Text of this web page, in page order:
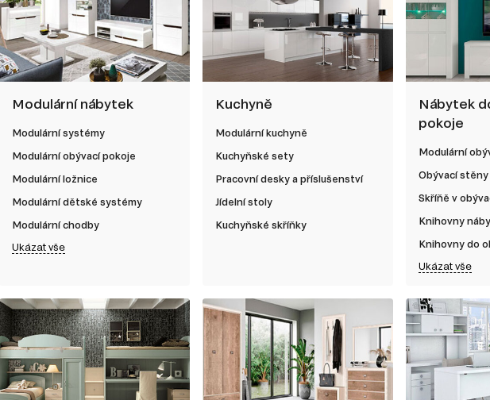
Modulární nábytek
Modulární systémy
Modulární obývací pokoje
Modulární ložnice
Modulární dětské systémy
Modulární chodby
Ukázat vše
Kuchyně
Modulární kuchyně
Kuchyňské sety
Pracovní desky a příslušenství
Jídelní stoly
Kuchyňské skříňky
Nábytek
pokoje
Modulární
Obývací stěny
Skříňě v
Knihovny
Knihovny do
Ukázat vše